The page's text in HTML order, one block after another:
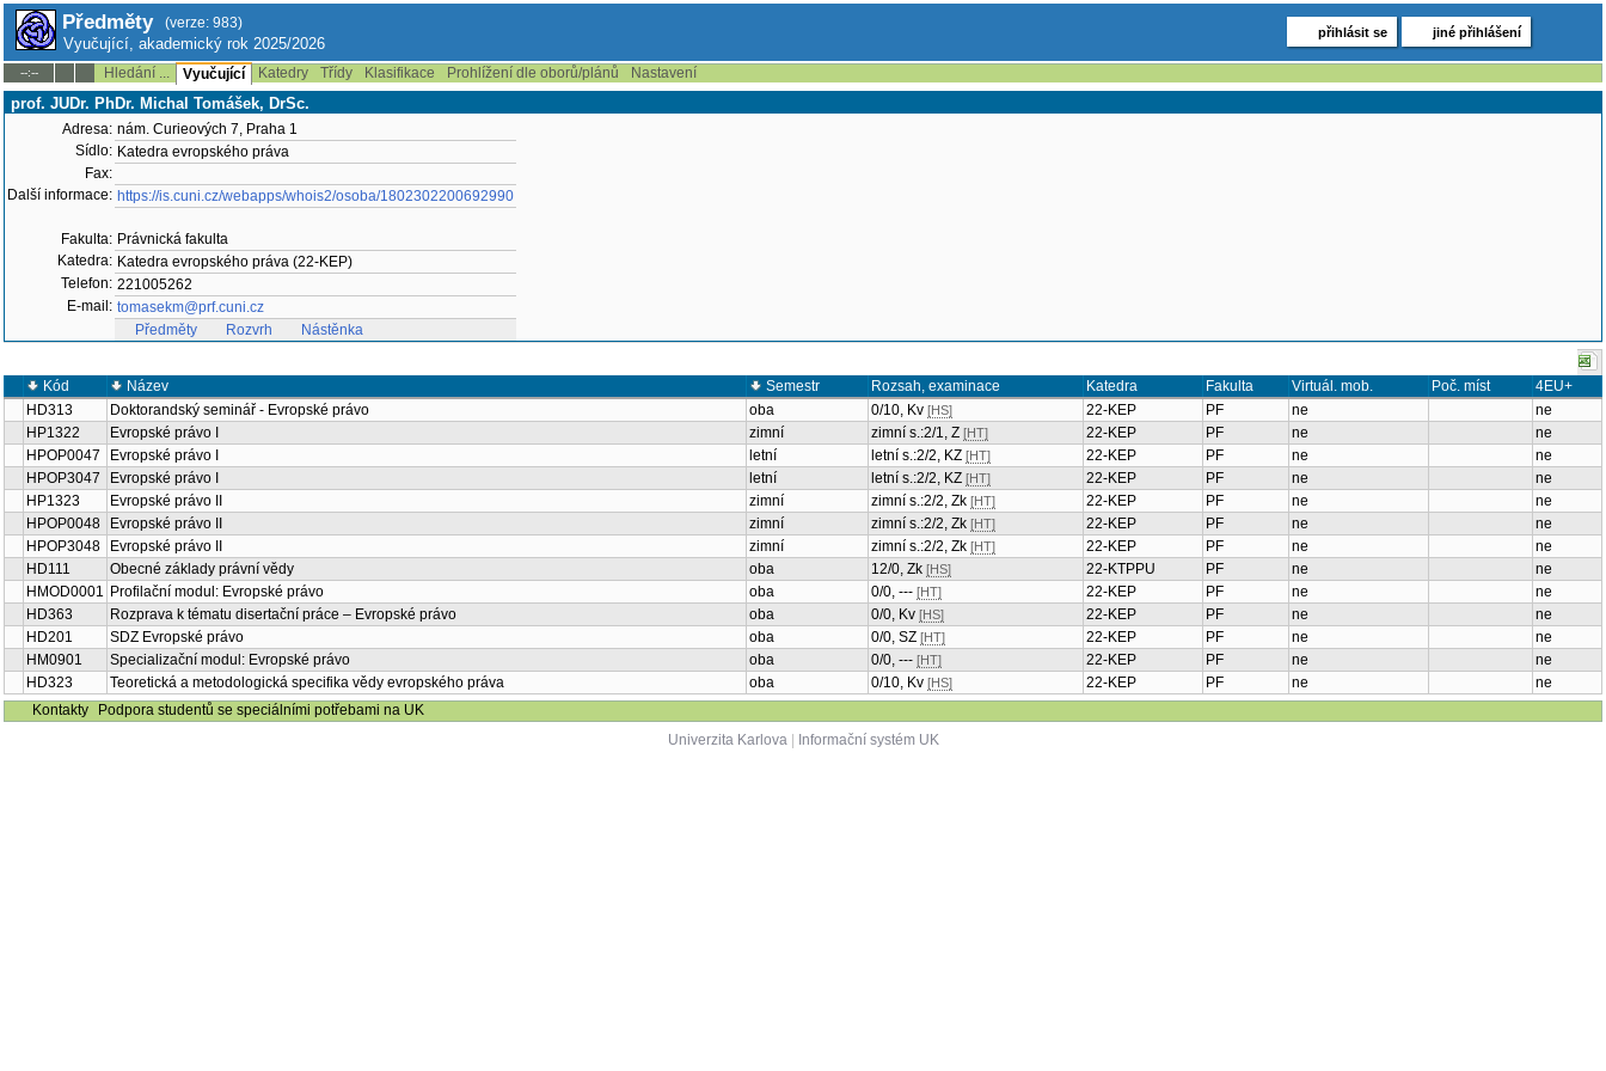
Předměty (verze: 983)
Vyučující, akademický rok 2025/2026
přihlásit se jiné přihlášení
--:-- Hledání ... Vyučující Katedry Třídy Klasifikace Prohlížení dle oborů/plánů Nastavení
prof. JUDr. PhDr. Michal Tomášek, DrSc.
Adresa: nám. Curieových 7, Praha 1
Sídlo: Katedra evropského práva
Fax:
Další informace: https://is.cuni.cz/webapps/whois2/osoba/1802302200692990
Fakulta: Právnická fakulta
Katedra: Katedra evropského práva (22-KEP)
Telefon: 221005262
E-mail: tomasekm@prf.cuni.cz
Předměty
Rozvrh Nástěnka
Kód Název Semestr Rozsah, examinace Katedra Fakulta Virtuál. mob. Poč. míst
4EU+
HD313
Doktorandský seminář - Evropské právo oba 0/10, Kv [HS] 22-KEP PF ne
ne
HP1322
Evropské právo I zimní zimní s.:2/1, Z [HT] 22-KEP PF ne
ne
HPOP0047
Evropské právo I letní letní s.:2/2, KZ [HT] 22-KEP PF ne
ne
HPOP3047
Evropské právo I letní letní s.:2/2, KZ [HT] 22-KEP PF ne
ne
HP1323
Evropské právo II zimní zimní s.:2/2, Zk [HT] 22-KEP PF ne
ne
HPOP0048
Evropské právo II zimní zimní s.:2/2, Zk [HT] 22-KEP PF ne
ne
HPOP3048
Evropské právo II zimní zimní s.:2/2, Zk [HT] 22-KEP PF ne
ne
HD111
Obecné základy právní vědy oba 12/0, Zk [HS] 22-KTPPU PF ne
ne
HMOD0001 Profilační modul: Evropské právo oba 0/0, --- [HT] 22-KEP PF ne
ne
HD363
Rozprava k tématu disertační práce – Evropské právo oba 0/0, Kv [HS] 22-KEP PF ne
ne
HD201
SDZ Evropské právo oba 0/0, SZ [HT] 22-KEP PF ne
ne
HM0901
Specializační modul: Evropské právo oba 0/0, --- [HT] 22-KEP PF ne
ne
HD323
Teoretická a metodologická specifika vědy evropského práva oba 0/10, Kv [HS] 22-KEP PF ne
ne
Kontakty
Podpora studentů se speciálními potřebami na UK
Univerzita Karlova| Informační systém UK